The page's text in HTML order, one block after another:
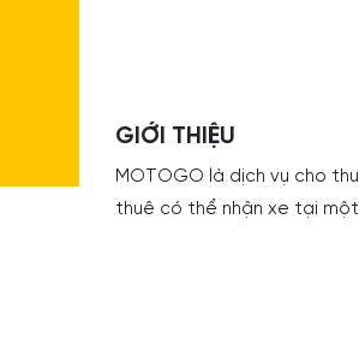
GIỚI THIỆU
MOTOGO là dịch vụ cho
thuê có thể nhận xe tại